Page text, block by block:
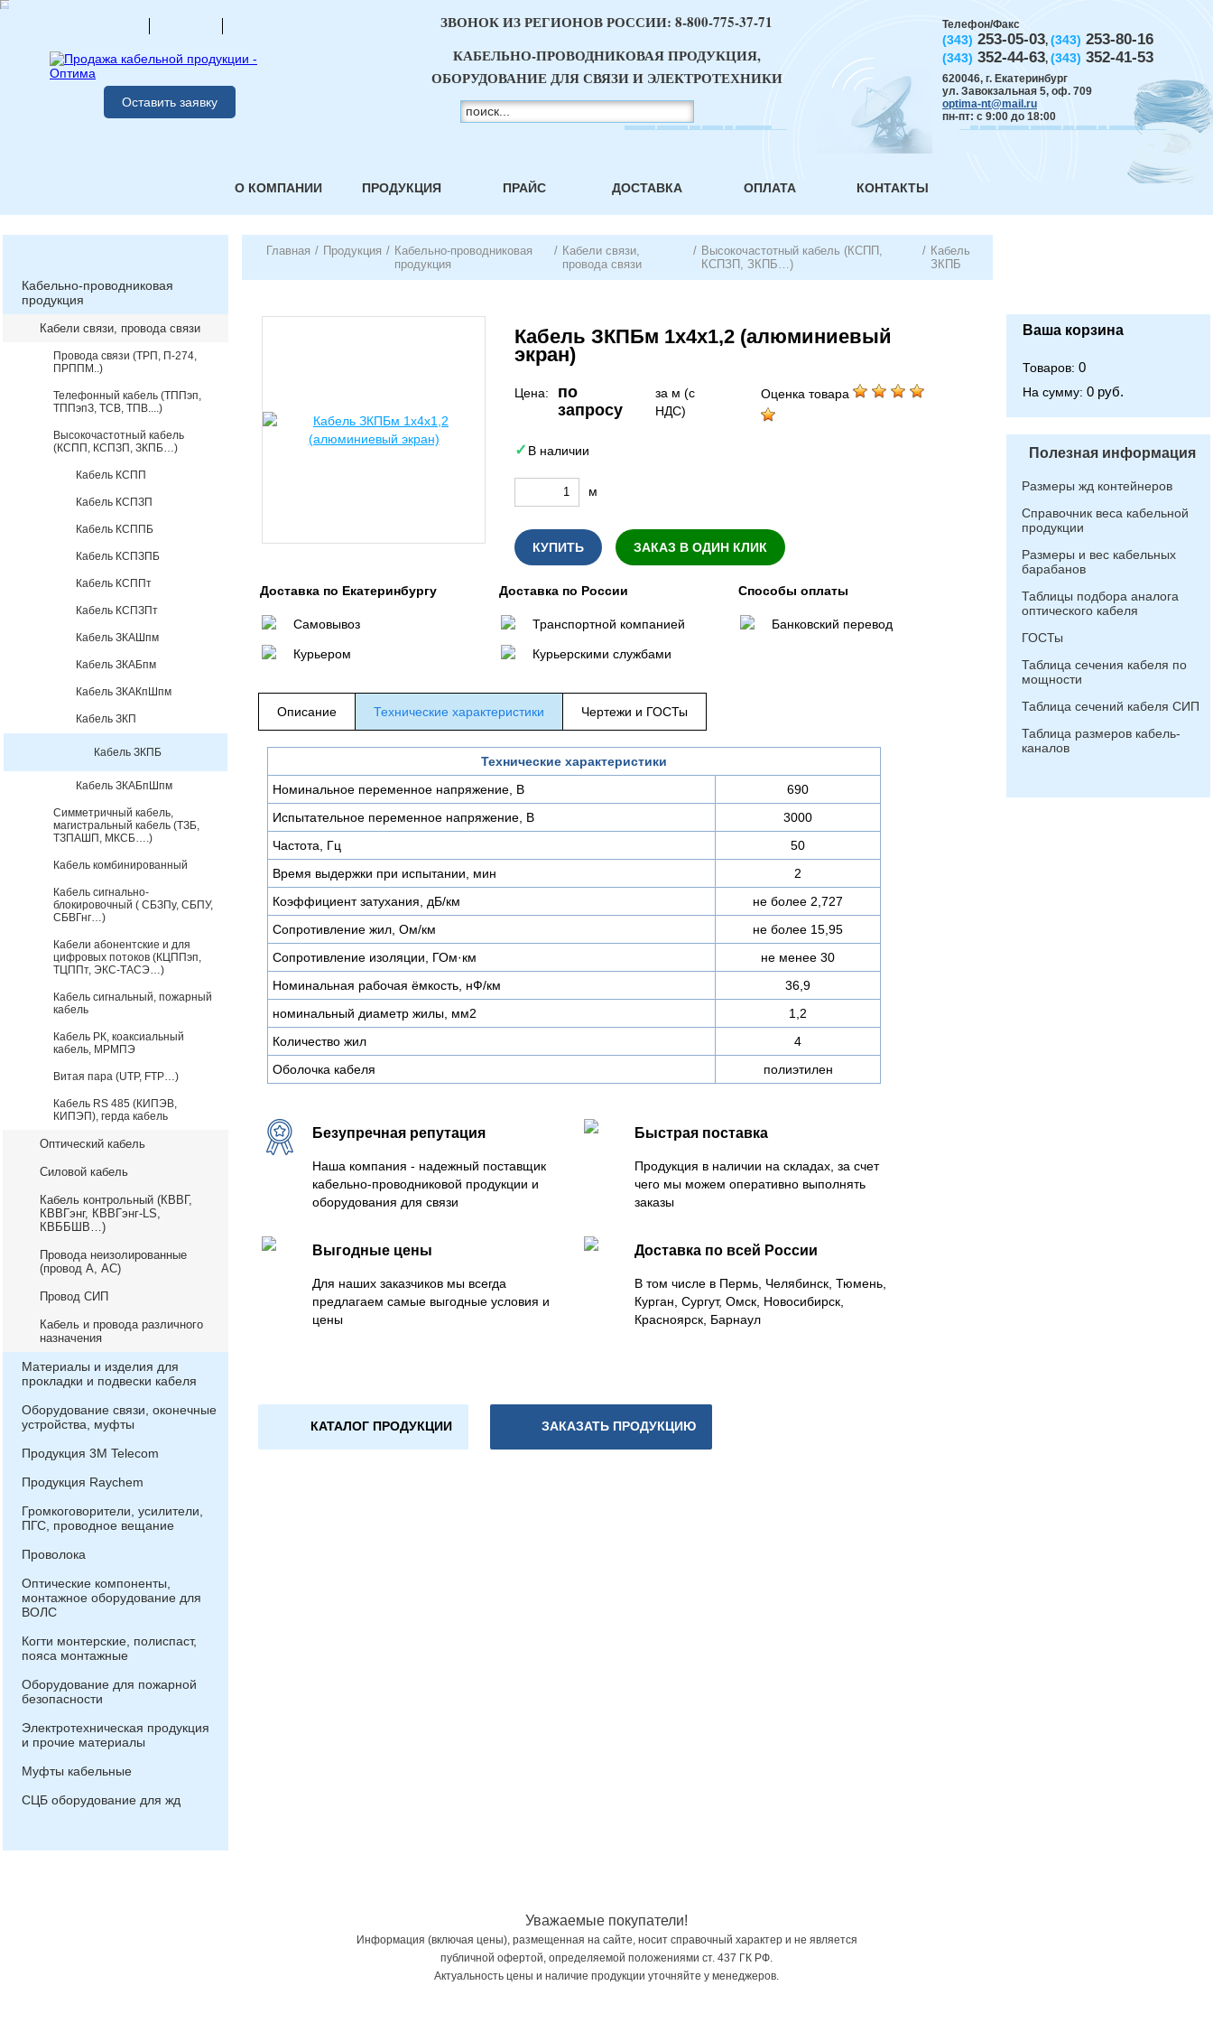
Оставить заявку
Телефон/Факс
(343) 253-05-03, (343) 253-80-16
(343) 352-44-63, (343) 352-41-53
620046, г. Екатеринбург
ул. Завокзальная 5, оф. 709
optima-nt@mail.ru
пн-пт: с 9:00 до 18:00
ЗВОНОК ИЗ РЕГИОНОВ РОССИИ: 8-800-775-37-71
КАБЕЛЬНО-ПРОВОДНИКОВАЯ ПРОДУКЦИЯ,
ОБОРУДОВАНИЕ ДЛЯ СВЯЗИ И ЭЛЕКТРОТЕХНИКИ
О КОМПАНИИ ПРОДУКЦИЯ ПРАЙС ДОСТАВКА ОПЛАТА КОНТАКТЫ
Кабельно-проводниковая
продукция
Кабели связи, провода связи
Провода связи (ТРП, П-274,
ПРППМ..)
Телефонный кабель (ТППэп,
ТППэпЗ, ТСВ, ТПВ....)
Высокочастотный кабель
(КСПП, КСПЗП, ЗКПБ…)
Кабель КСПП
Кабель КСПЗП
Кабель КСППБ
Кабель КСПЗПБ
Кабель КСППт
Кабель КСПЗПт
Кабель ЗКАШпм
Кабель ЗКАБпм
Кабель ЗКАКпШпм
Кабель ЗКП
Кабель ЗКПБ
Кабель ЗКАБпШпм
Симметричный кабель,
магистральный кабель (ТЗБ,
ТЗПАШП, МКСБ….)
Кабель комбинированный
Кабель сигнально-
блокировочный ( СБЗПу, СБПУ,
СБВГнг…)
Кабели абонентские и для
цифровых потоков (КЦППэп,
ТЦППт, ЭКС-ТАСЭ…)
Кабель сигнальный, пожарный
кабель
Кабель РК, коаксиальный
кабель, МРМПЭ
Витая пара (UTP, FTP…)
Кабель RS 485 (КИПЭВ,
КИПЭП), герда кабель
Оптический кабель
Силовой кабель
Кабель контрольный (КВВГ,
КВВГэнг, КВВГэнг-LS,
КВББШВ…)
Провода неизолированные
(провод А, АС)
Провод СИП
Кабель и провода различного
назначения
Материалы и изделия для
прокладки и подвески кабеля
Оборудование связи, оконечные
устройства, муфты
Продукция 3М Telecom
Продукция Raychem
Громкоговорители, усилители,
ПГС, проводное вещание
Проволока
Оптические компоненты,
монтажное оборудование для
ВОЛС
Когти монтерские, полиспаст,
пояса монтажные
Оборудование для пожарной
безопасности
Электротехническая продукция
и прочие материалы
Муфты кабельные
СЦБ оборудование для жд
Главная / Продукция / Кабельно-проводниковая
продукция
/ Кабели связи,
провода связи
/ Высокочастотный кабель (КСПП,
КСПЗП, ЗКПБ…)
/ Кабель
ЗКПБ
Кабель ЗКПБм 1х4х1,2 (алюминиевый
экран)
Цена:
по
запросу
за м (с
НДС)
Оценка товара
В наличии
м
КУПИТЬ ЗАКАЗ В ОДИН КЛИК
Доставка по Екатеринбургу
Самовывоз
Курьером
Доставка по России
Транспортной компанией
Курьерскими службами
Способы оплаты
Банковский перевод
Описание Технические характеристики Чертежи и ГОСТы
Технические характеристики
Номинальное переменное напряжение, В
690
Испытательное переменное напряжение, В
3000
Частота, Гц
50
Время выдержки при испытании, мин
2
Коэффициент затухания, дБ/км
не более 2,727
Сопротивление жил, Ом/км
не более 15,95
Сопротивление изоляции, ГОм·км
не менее 30
Номинальная рабочая ёмкость, нФ/км
36,9
номинальный диаметр жилы, мм2
1,2
Количество жил
4
Оболочка кабеля
полиэтилен
Безупречная репутация
Наша компания - надежный поставщик
кабельно-проводниковой продукции и
оборудования для связи
Быстрая поставка
Продукция в наличии на складах, за счет
чего мы можем оперативно выполнять
заказы
Выгодные цены
Для наших заказчиков мы всегда
предлагаем самые выгодные условия и
цены
Доставка по всей России
В том числе в Пермь, Челябинск, Тюмень,
Курган, Сургут, Омск, Новосибирск,
Красноярск, Барнаул
КАТАЛОГ ПРОДУКЦИИ ЗАКАЗАТЬ ПРОДУКЦИЮ
Ваша корзина
Товаров: 0
На сумму: 0 руб.
Полезная информация
Размеры жд контейнеров
Справочник веса кабельной
продукции
Размеры и вес кабельных
барабанов
Таблицы подбора аналога
оптического кабеля
ГОСТы
Таблица сечения кабеля по
мощности
Таблица сечений кабеля СИП
Таблица размеров кабель-
каналов
Уважаемые покупатели!
Информация (включая цены), размещенная на сайте, носит справочный характер и не является
публичной офертой, определяемой положениями ст. 437 ГК РФ.
Актуальность цены и наличие продукции уточняйте у менеджеров.